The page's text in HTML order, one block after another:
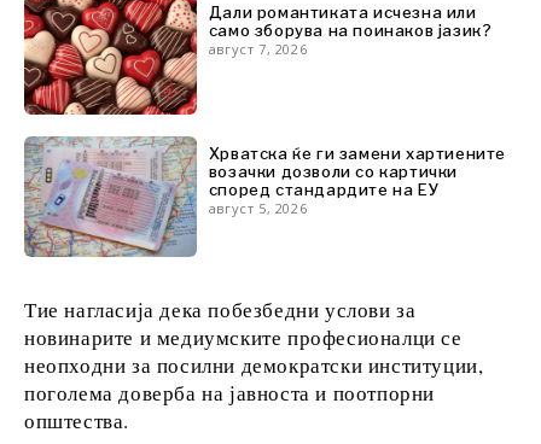
Интервју
Мислење
Свет
Анализа
Откриј
Вести
Настани
Култура
Спорт
Lifestyle
Дали романтиката исчезна или
само зборува на поинаков јазик?
август 7, 2026
Хрватска ќе ги замени хартиените
возачки дозволи со картички
според стандардите на ЕУ
август 5, 2026
Тие нагласија дека побезбедни услови за
новинарите и медиумските професионалци се
неопходни за посилни демократски институции,
поголема доверба на јавноста и поотпорни
општества.